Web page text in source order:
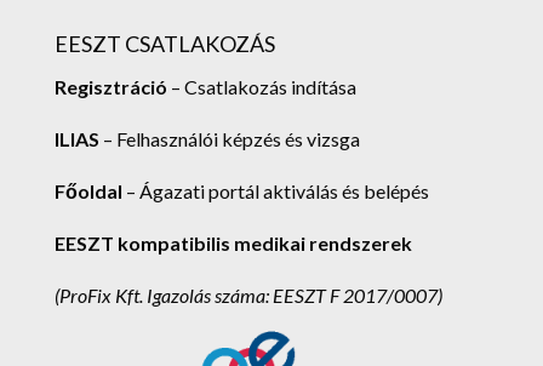
EESZT CSATLAKOZÁS
Regisztráció – Csatlakozás indítása
ILIAS – Felhasználói képzés és vizsga
Főoldal – Ágazati portál aktiválás és belépés
EESZT kompatibilis medikai rendszerek
(ProFix Kft. Igazolás száma: EESZT F 2017/0007)